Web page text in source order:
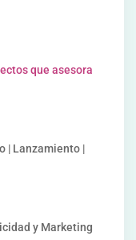
que asesora
| Lanzamiento |
y Marketing